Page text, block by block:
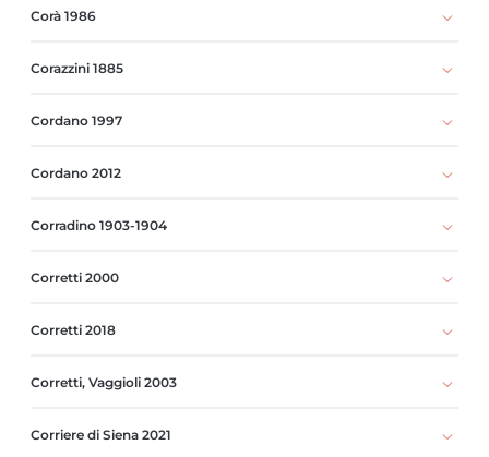
Corà 1986
Corazzini 1885
Cordano 1997
Cordano 2012
Corradino 1903-1904
Corretti 2000
Corretti 2018
Corretti, Vaggioli 2003
Corriere di Siena 2021